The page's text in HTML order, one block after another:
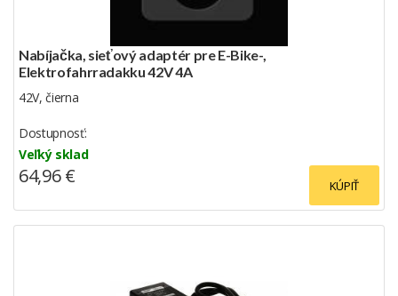
Nabíjačka, sieťový adaptér pre E-Bike-,
Elektrofahrradakku 42V 4A
42V, čierna
Dostupnosť:
Veľký sklad
KÚPIŤ
64,96 €